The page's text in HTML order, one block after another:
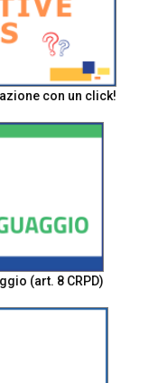
con un click!
(art. 8 CRPD)